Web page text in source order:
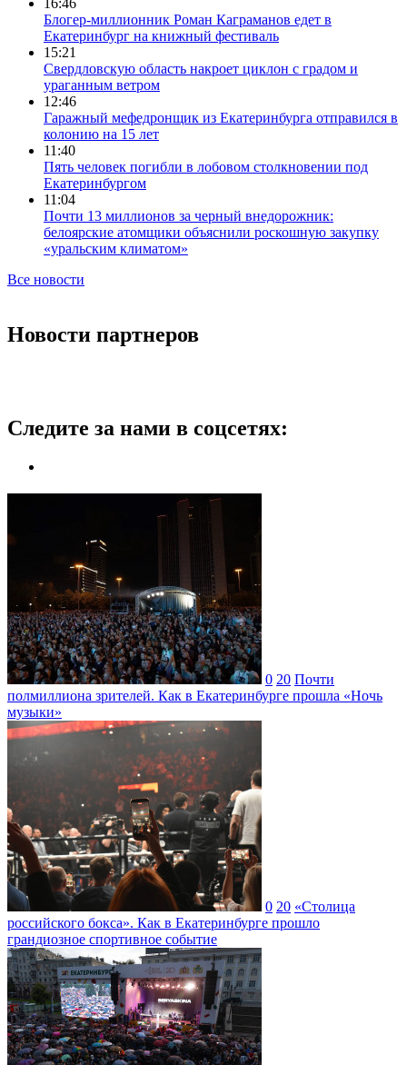
16:46
Блогер-миллионник Роман Каграманов едет в
Екатеринбург на книжный фестиваль
15:21
Свердловскую область накроет циклон с градом и
ураганным ветром
12:46
Гаражный мефедронщик из Екатеринбурга отправился в
колонию на 15 лет
11:40
Пять человек погибли в лобовом столкновении под
Екатеринбургом
11:04
Почти 13 миллионов за черный внедорожник:
белоярские атомщики объяснили роскошную закупку
«уральским климатом»
Все новости
Новости партнеров
Следите за нами в соцсетях:
0 20 Почти
полмиллиона зрителей. Как в Екатеринбурге прошла «Ночь
музыки»
0 20 «Столица
российского бокса». Как в Екатеринбурге прошло
грандиозное спортивное событие